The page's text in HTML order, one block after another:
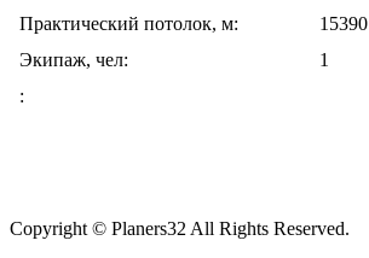
Практический потолок, м:
15390
Экипаж, чел:
1
:
Copyright © Planers32 All Rights Reserved.